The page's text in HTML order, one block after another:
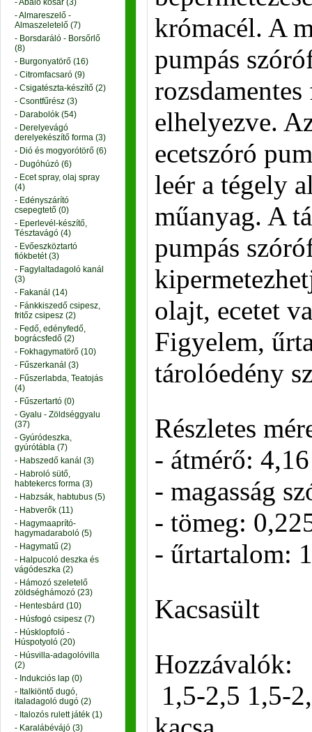
- Abáló kosár (3)
- Almareszelő -
Almaszeletelő (7)
- Borsdaráló - Borsőrlő
(8)
- Burgonyatörő (16)
- Citromfacsaró (9)
- Csigatészta-készítő (2)
- Csontfűrész (3)
- Darabolók (54)
- Derelyevágó
derelyekészítő forma (3)
- Dió és mogyorótörő (6)
- Dugóhúzó (6)
- Ecet spray, olaj spray
(4)
- Edényszárító
csepegtető (0)
- Eperlevél-készítő,
Tésztavágó (4)
- Evőeszköztartó
fiókbetét (3)
- Fagylaltadagoló kanál
(3)
- Fakanál (14)
- Fánkkiszedő csipesz,
fritőz csipesz (2)
- Fedő, edényfedő,
bográcsfedő (2)
- Fokhagymatörő (10)
- Fűszerkanál (3)
- Fűszerlabda, Teatojás
(4)
- Fűszertartó (0)
- Gyalu - Zöldséggyalu
(37)
- Gyúródeszka,
gyúrótábla (7)
- Habszedő kanál (3)
- Habroló sütő,
habtekercs forma (3)
- Habzsák, habtubus (5)
- Habverők (11)
- Hagymaaprító-
hagymadaraboló (5)
- Hagymatű (2)
- Halpucoló deszka és
vágódeszka (2)
- Hámozó szeletelő
zöldséghámozó (23)
- Hentesbárd (10)
- Húsfogó csipesz (7)
- Húsklopfoló -
Húspotyoló (20)
- Húsvilla-adagolóvilla
(2)
- Indukciós lap (0)
- Italkiöntő dugó,
italadagoló dugó (2)
- Italozós rulett játék (1)
- Karalábévájó (3)
krómacél. A
pumpás
elhelyezve.
ecetszóró
leér a tégely
műanyag. A
pumpás
olajt, ecetet
Figyelem,
tárolóedény
Részletes
- átmérő:
- magasság
- tömeg:
- űrtartalom:
Kacsasült
Hozzávalók:
1,5-2,5 1,5-